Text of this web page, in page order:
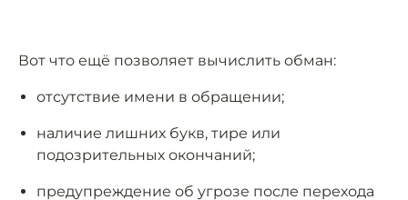
Вот что ещё позволяет вычислить обман:
отсутствие имени в обращении;
наличие лишних букв, тире или
подозрительных окончаний;
предупреждение об угрозе после перехода